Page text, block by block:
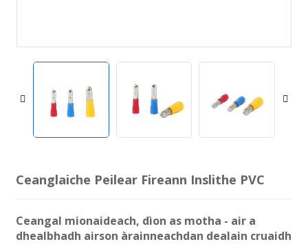
Ceanglaiche Peilear Fireann Inslithe PVC
Ceangal mionaideach, dìon as motha - air a
dhealbhadh airson àrainneachdan dealain cruaidh